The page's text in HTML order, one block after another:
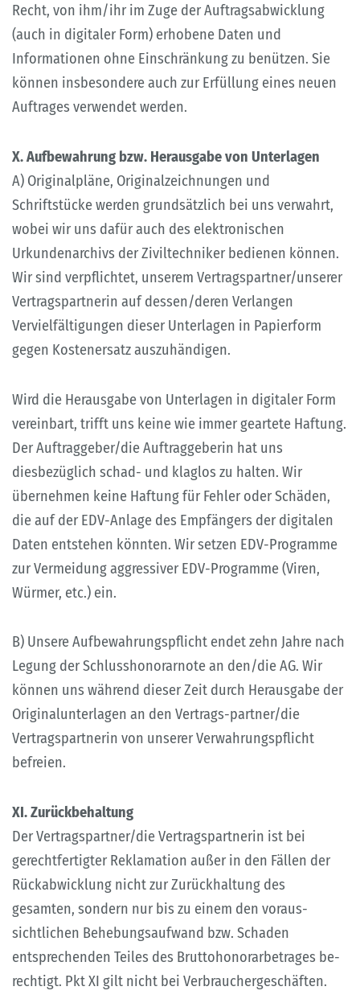
Recht, von ihm/ihr im Zuge der Auftragsabwicklung
(auch in digitaler Form) erhobene Daten und
Informationen ohne Einschränkung zu benützen. Sie
können insbesondere auch zur Erfüllung eines neuen
Auftrages verwendet werden.
X. Aufbewahrung bzw. Herausgabe von Unterlagen
A) Originalpläne, Originalzeichnungen und
Schriftstücke werden grundsätzlich bei uns verwahrt,
wobei wir uns dafür auch des elektronischen
Urkundenarchivs der Ziviltechniker bedienen können.
Wir sind verpflichtet, unserem Vertragspartner/unserer
Vertragspartnerin auf dessen/deren Verlangen
Vervielfältigungen dieser Unterlagen in Papierform
gegen Kostenersatz auszuhändigen.
Wird die Herausgabe von Unterlagen in digitaler Form
vereinbart, trifft uns keine wie immer geartete Haftung.
Der Auftraggeber/die Auftraggeberin hat uns
diesbezüglich schad- und klaglos zu halten. Wir
übernehmen keine Haftung für Fehler oder Schäden,
die auf der EDV-Anlage des Empfängers der digitalen
Daten entstehen könnten. Wir setzen EDV-Programme
zur Vermeidung aggressiver EDV-Programme (Viren,
Würmer, etc.) ein.
B) Unsere Aufbewahrungspflicht endet zehn Jahre nach
Legung der Schlusshonorarnote an den/die AG. Wir
können uns während dieser Zeit durch Herausgabe der
Originalunterlagen an den Vertrags-partner/die
Vertragspartnerin von unserer Verwahrungspflicht
befreien.
XI. Zurückbehaltung
Der Vertragspartner/die Vertragspartnerin ist bei
gerechtfertigter Reklamation außer in den Fällen der
Rückabwicklung nicht zur Zurückhaltung des
gesamten, sondern nur bis zu einem den voraus-
sichtlichen Behebungsaufwand bzw. Schaden
entsprechenden Teiles des Bruttohonorarbetrages be-
rechtigt. Pkt XI gilt nicht bei Verbrauchergeschäften.